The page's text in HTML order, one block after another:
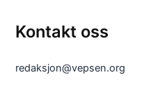
Kontakt oss
redaksjon@vepsen.org